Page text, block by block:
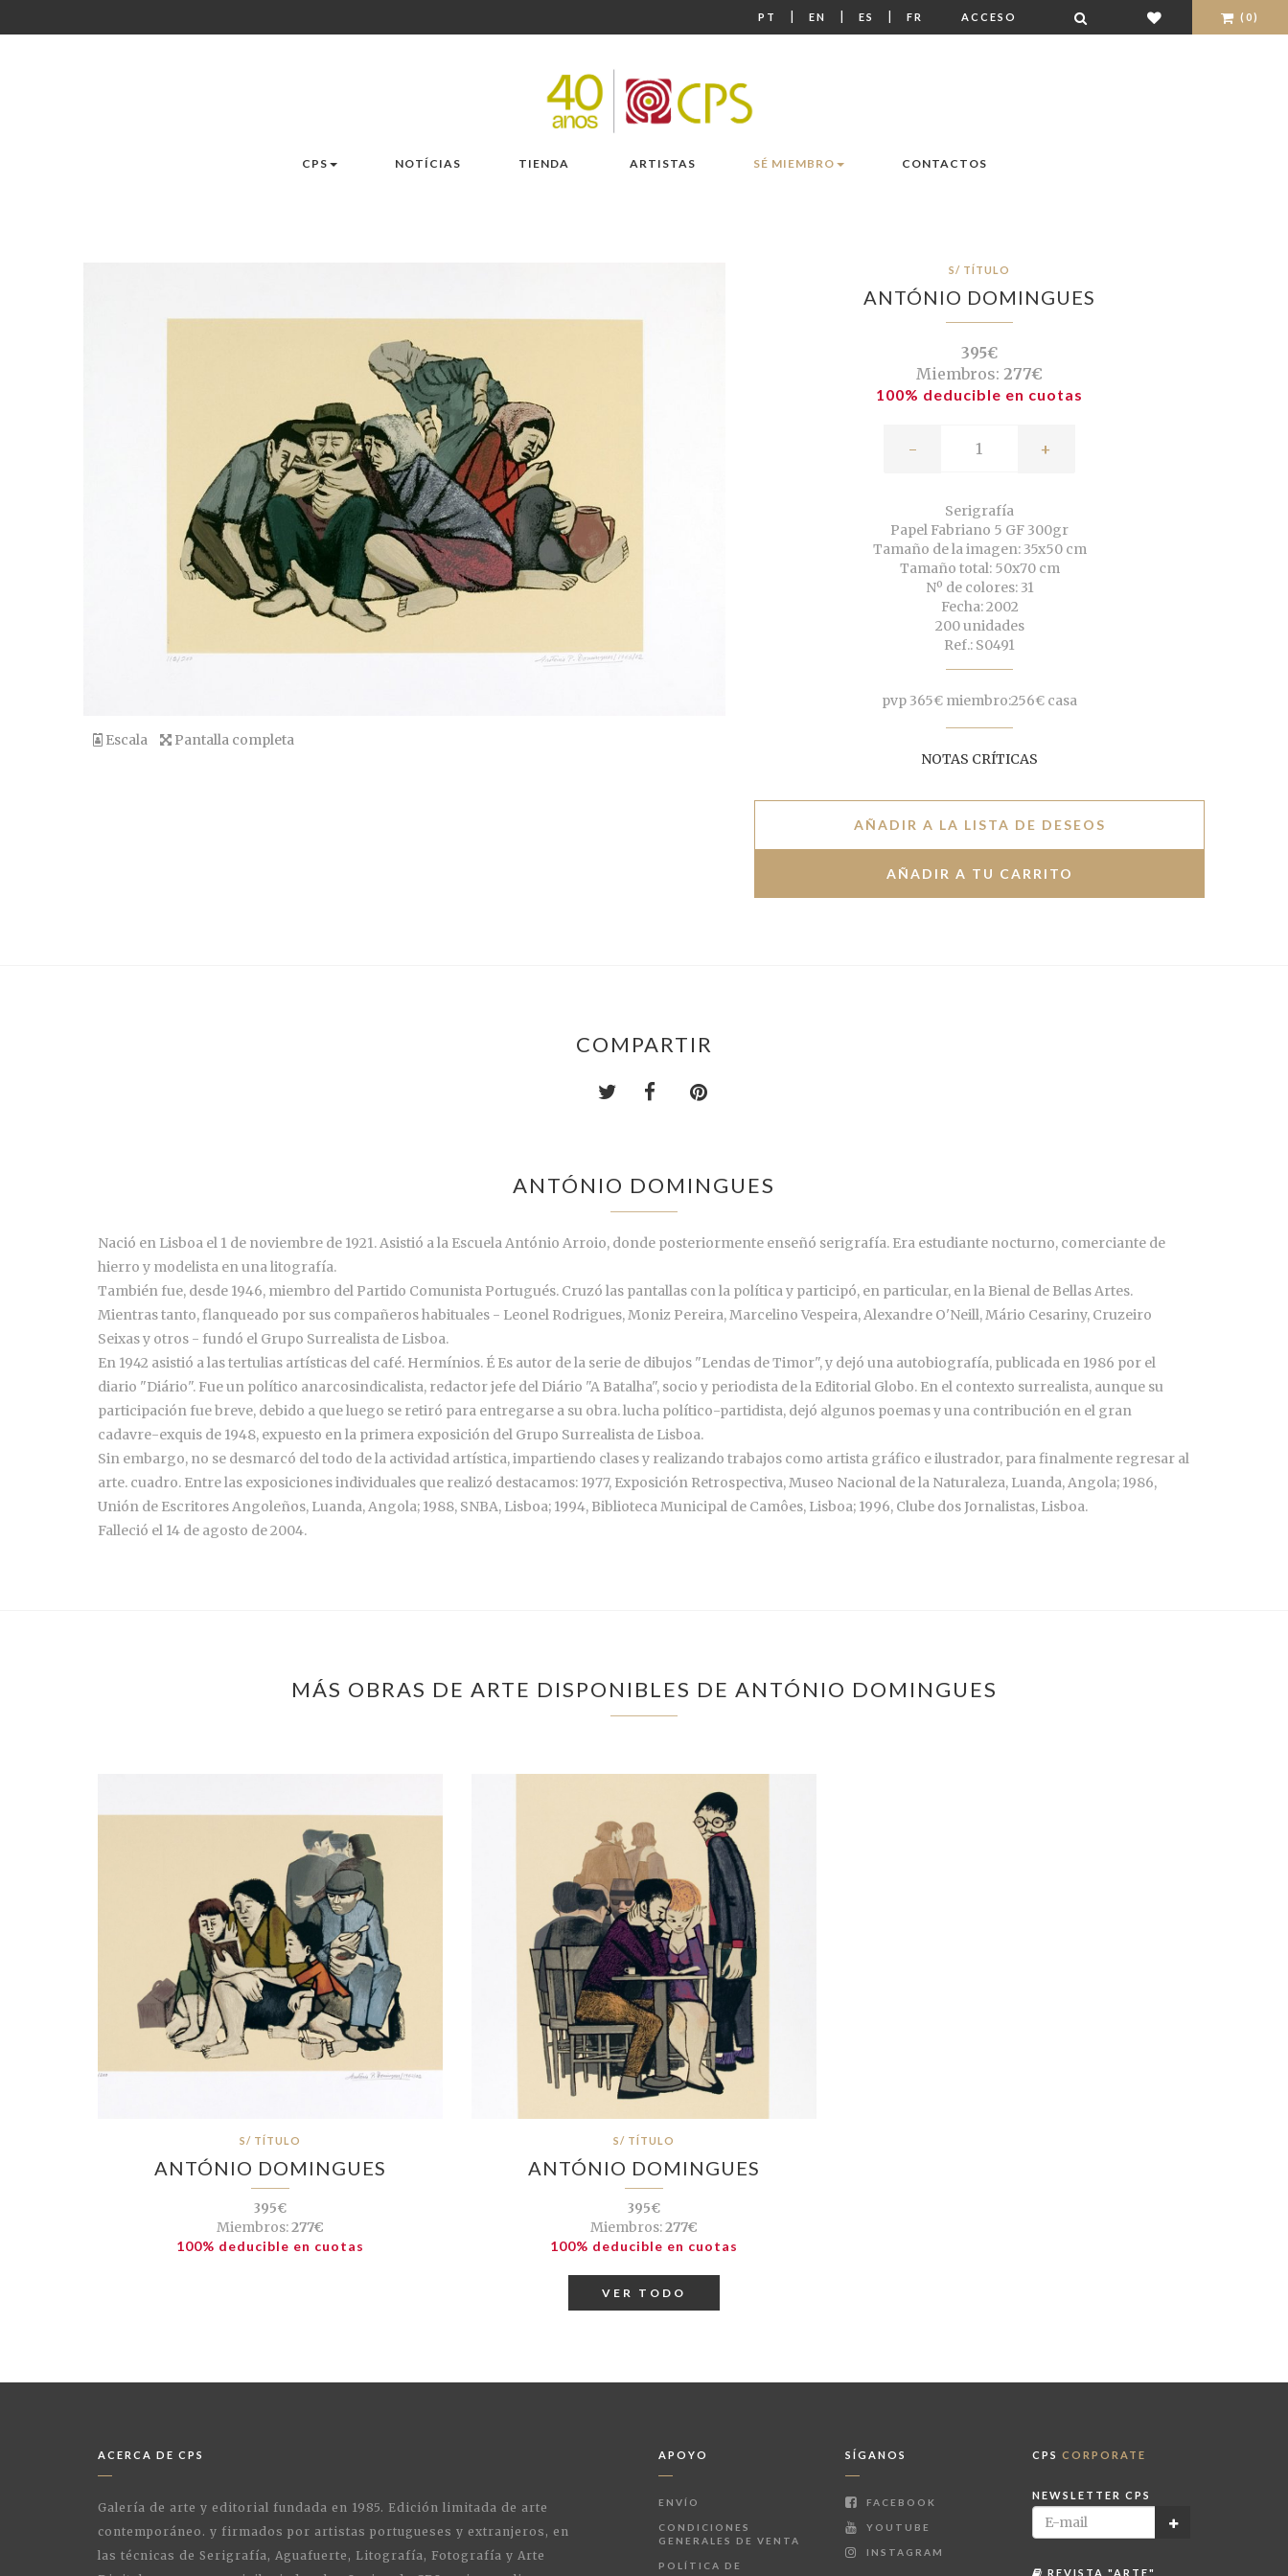
PT | EN | ES | FR ACCESO (0)
CPS NOTÍCIAS TIENDA ARTISTAS SÉ MIEMBRO CONTACTOS
Escala Pantalla completa
S/ TÍTULO
ANTÓNIO DOMINGUES
395€
Miembros: 277€
100% deducible en cuotas
- +
Serigrafía
Papel Fabriano 5 GF 300gr
Tamaño de la imagen: 35x50 cm
Tamaño total: 50x70 cm
Nº de colores: 31
Fecha: 2002
200 unidades
Ref.: S0491
pvp 365€ miembro:256€ casa
NOTAS CRÍTICAS
AÑADIR A LA LISTA DE DESEOS
COMPARTIR
ANTÓNIO DOMINGUES
Nació en Lisboa el 1 de noviembre de 1921. Asistió a la Escuela António Arroio, donde posteriormente enseñó serigrafía. Era estudiante nocturno, comerciante de
hierro y modelista en una litografía.
También fue, desde 1946, miembro del Partido Comunista Portugués. Cruzó las pantallas con la política y participó, en particular, en la Bienal de Bellas Artes.
Mientras tanto, flanqueado por sus compañeros habituales - Leonel Rodrigues, Moniz Pereira, Marcelino Vespeira, Alexandre O'Neill, Mário Cesariny, Cruzeiro
Seixas y otros - fundó el Grupo Surrealista de Lisboa.
En 1942 asistió a las tertulias artísticas del café. Hermínios. É Es autor de la serie de dibujos "Lendas de Timor", y dejó una autobiografía, publicada en 1986 por el
diario "Diário". Fue un político anarcosindicalista, redactor jefe del Diário "A Batalha", socio y periodista de la Editorial Globo. En el contexto surrealista, aunque su
participación fue breve, debido a que luego se retiró para entregarse a su obra. lucha político-partidista, dejó algunos poemas y una contribución en el gran
cadavre-exquis de 1948, expuesto en la primera exposición del Grupo Surrealista de Lisboa.
Sin embargo, no se desmarcó del todo de la actividad artística, impartiendo clases y realizando trabajos como artista gráfico e ilustrador, para finalmente regresar al
arte. cuadro. Entre las exposiciones individuales que realizó destacamos: 1977, Exposición Retrospectiva, Museo Nacional de la Naturaleza, Luanda, Angola; 1986,
Unión de Escritores Angoleños, Luanda, Angola; 1988, SNBA, Lisboa; 1994, Biblioteca Municipal de Camôes, Lisboa; 1996, Clube dos Jornalistas, Lisboa.
Falleció el 14 de agosto de 2004.
MÁS OBRAS DE ARTE DISPONIBLES DE ANTÓNIO DOMINGUES
S/ TÍTULO
ANTÓNIO DOMINGUES
395€
Miembros:277€
100% deducible en cuotas
S/ TÍTULO
ANTÓNIO DOMINGUES
395€
Miembros:277€
100% deducible en cuotas
VER TODO
ACERCA DE CPS
Galería de arte y editorial fundada en 1985. Edición limitada de arte
contemporáneo. y firmados por artistas portugueses y extranjeros, en
las técnicas de Serigrafía, Aguafuerte, Litografía, Fotografía y Arte
APOYO
ENVÍO
CONDICIONES
GENERALES DE VENTA
POLÍTICA DE
SÍGANOS
FACEBOOK
YOUTUBE
INSTAGRAM
CPS CORPORATE
NEWSLETTER CPS
REVISTA "ARTE"